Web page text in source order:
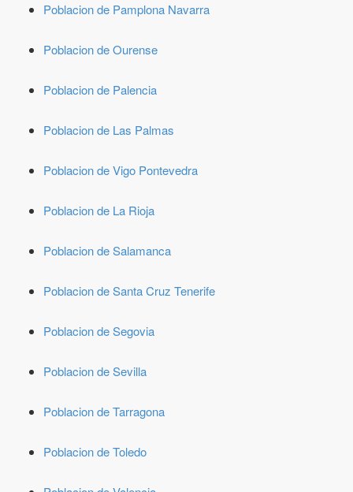
Poblacion de Pamplona Navarra
Poblacion de Ourense
Poblacion de Palencia
Poblacion de Las Palmas
Poblacion de Vigo Pontevedra
Poblacion de La Rioja
Poblacion de Salamanca
Poblacion de Santa Cruz Tenerife
Poblacion de Segovia
Poblacion de Sevilla
Poblacion de Tarragona
Poblacion de Toledo